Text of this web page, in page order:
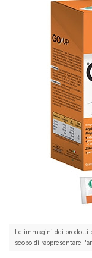
Le immagini dei prodotti
scopo di rappresentare